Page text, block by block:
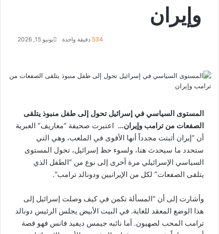
وإيران
يونيو 15, 2026 دقيقة واحدة
ي
س
ب
X
ي
ن
ك
إ
ت
س
ب
ل
ق
االمستوى السياسي في إسرائيل تحول إلى طفل منبوذ يتلقى
الصفعات من ترامب وإيران… اعتبرت صحيفة “معاريف” العبرية
أن “​إيران​ أثبتت مجدداً أنها الأقوى في الملعب، وهي التي
ستحدد ما سيحدث هنا، ولسوء حظ ​إسرائيل​، تحول المستوى
السياسي الإسرائيلي مرة أخرى إلى نوع من “الطفل الذي
يتلقى الصفعات” لكل من الإيرانيين و​دونالد ترامب​”.
وأشارت إلى أن “المسألة تكمن في كيف وصلت إسرائيل إلى
هذا الوضع المعقد للغاية. في البيت الأبيض يجلس الرئيس دونالد
ترامب المحب لصهيون. أما نائبه ​جيمس ديفيد فانس​ فهو قصة